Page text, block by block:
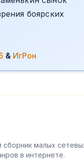
боярских
& ИгРон
малых
в интернете.